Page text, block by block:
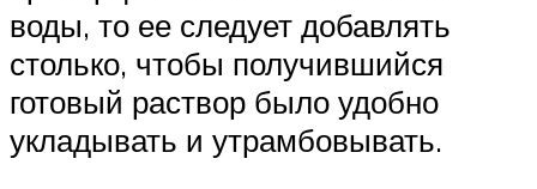
воды, то ее следует добавлять
столько, чтобы получившийся
готовый раствор было удобно
укладывать и утрамбовывать.